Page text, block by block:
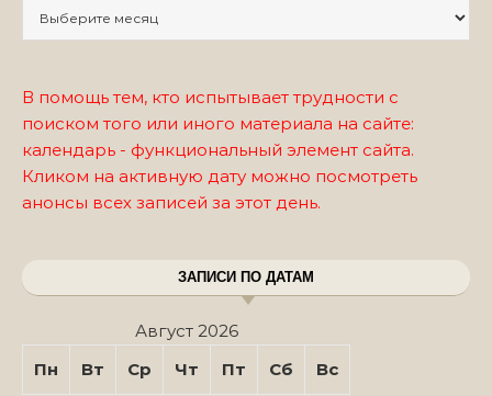
В помощь тем, кто испытывает трудности с
поиском того или иного материала на сайте:
календарь - функциональный элемент сайта.
Кликом на активную дату можно посмотреть
анонсы всех записей за этот день.
ЗАПИСИ ПО ДАТАМ
Август 2026
Пн
Вт Ср Чт Пт Сб Вс